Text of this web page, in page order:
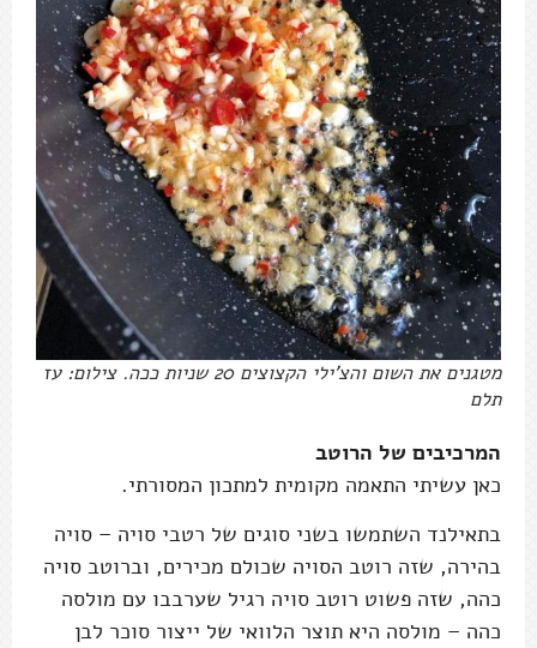
מטגנים את השום והצ'ילי הקצוצים 20 שניות ככה. צילום: עז
תלם
המרכיבים של הרוטב
כאן עשיתי התאמה מקומית למתכון המסורתי.
בתאילנד השתמשו בשני סוגים של רטבי סויה – סויה
בהירה, שזה רוטב הסויה שכולם מכירים, וברוטב סויה
כהה, שזה פשוט רוטב סויה רגיל שערבבו עם מולסה
כהה – מולסה היא תוצר הלוואי של ייצור סוכר לבן